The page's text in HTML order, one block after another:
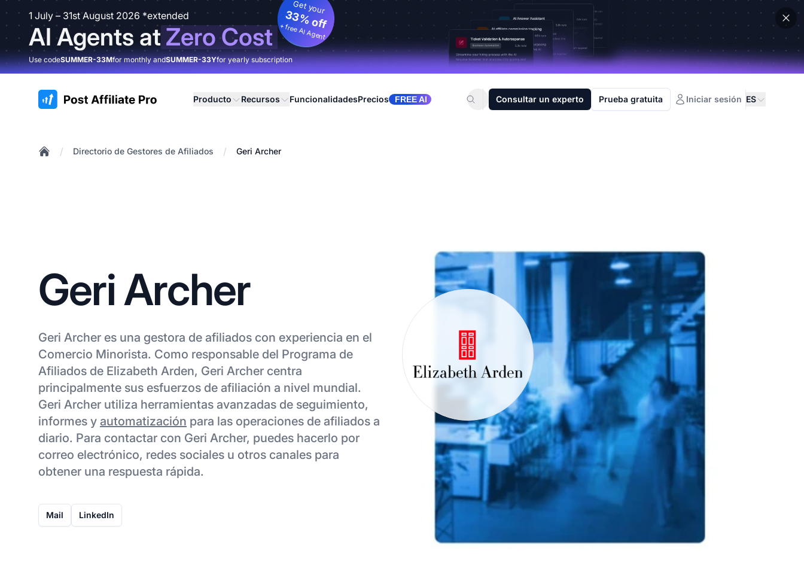
1 July – 31st August 2026 *extended
AI Agents atZero Cost
Get your
33% off
+ free AI Agent
Use codeSUMMER-33Mfor monthly andSUMMER-33Yfor yearly subscription
:site.title Producto Recursos FuncionalidadesPrecios FREE AI Consultar un experto Prueba gratuita Iniciar sesión ES
/ Directorio de Gestores de Afiliados / Geri Archer
Geri Archer
Geri Archer es una gestora de afiliados con experiencia en el
Comercio Minorista. Como responsable del Programa de
Afiliados de Elizabeth Arden, Geri Archer centra
principalmente sus esfuerzos de afiliación a nivel mundial.
Geri Archer utiliza herramientas avanzadas de seguimiento,
informes y automatización para las operaciones de afiliados a
diario. Para contactar con Geri Archer, puedes hacerlo por
correo electrónico, redes sociales u otros canales para
obtener una respuesta rápida.
Mail LinkedIn